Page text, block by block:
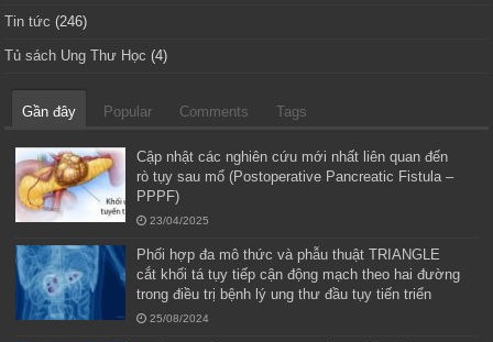
Tin tức (246)
Tủ sách Ung Thư Học (4)
Gần đây Popular Comments Tags
Cập nhật các nghiên cứu mới nhất liên quan đến
rò tụy sau mổ (Postoperative Pancreatic Fistula –
PPPF)
23/04/2025
Phối hợp đa mô thức và phẫu thuật TRIANGLE
cắt khối tá tụy tiếp cận động mạch theo hai đường
trong điều trị bệnh lý ung thư đầu tụy tiến triển
25/08/2024